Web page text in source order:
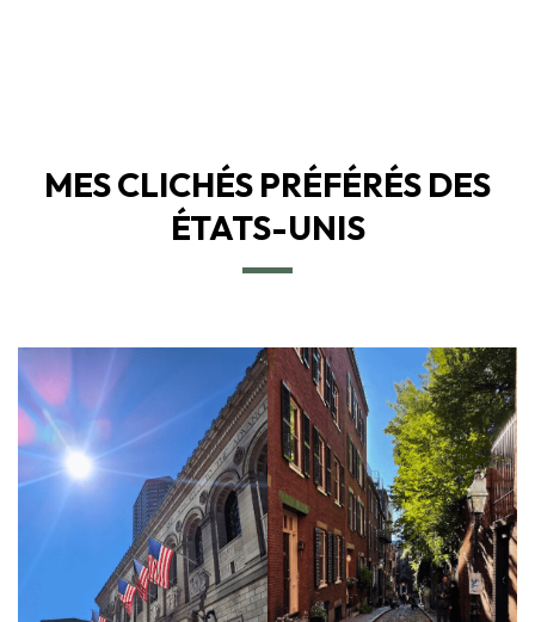
MES CLICHÉS PRÉFÉRÉS DES
ÉTATS-UNIS